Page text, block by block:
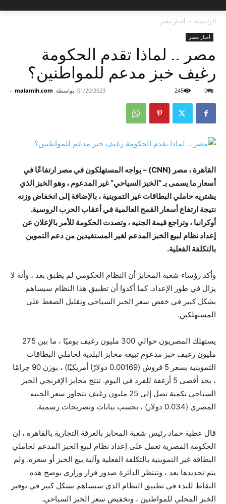
الرئيسية أخبار مصر
أخبار مصر
مصر .. لماذا تقدم الحكومة
رغيف خبز مدعم للمواطنين؟
بواسطة malamih.com
- 01/20/2023 0
245
القاهرة ، مصر (CNN) – يواجه المستهلكون في مصر ارتفاعًا في
أسعار ما يسمى بـ “الخبز السياحي” غير المدعوم ، وهو الخبز الذي
يشتريه حاملي البطاقات غير التموينية ، بالإضافة إلى انخفاض وزنه
نتيجة ارتفاع أسعار القمح العالمية في أعقاب الحرب الروسية.
أوكرانيا ، وتراجع قيمة الجنيه ، وتصدت الحكومة للأمر بالإعلان عن
إعداد نظام لبيع الخبز المدعم لغير المستفيدين من دعم التموين
بالتكلفة الفعلية.
وأكد رؤساء شعبة المخابز أن النظام الحكومي لم يطبق بعد ، وأنه لا
يزال في طور الإعداد. كما أكدوا أن تطبيق هذا النظام سيساهم
بشكل كبير في خفض سعر الخبز السياحي وتقليل الضغط على
المستهلكين.
يستهلك المصريون حوالي 300 مليون رغيف يوميًا ، ما بين 275
مليون رغيف خبز مدعوم تبيعه مخابز البلدية لحاملي البطاقات
التموينية بسعر 5 قروش (0.00169 دولارًا أمريكيًا) ، بوزن 90 جرامًا
، بحد أقصى 5 أرغفة للفرد في اليوم. تنتج مخابز الإفرنجي الخبز
السياحي بكمية تصل إلى 25 مليون رغيف تتجاوز سعر الجنيه
المصري (0.034 دولار) ، بحسب بيانات وتصريحات رسمية.
قال عطية حماد رئيس شعبة المخابز بالغرفة التجارية بالقاهرة ، إن
الحكومة المصرية تعمل على إعداد نظام لبيع الخبز المدعم لحاملي
البطاقة غير التموينية بالتكلفة الفعلية وآلية بيع الخبز أو سعره. ولم
يتم تحديدها بعد ، وتنتظر الدائرة صدور قرار وزاري يوضح هذه
النقاط للبدء في تطبيق النظام الذي سيساهم بشكل كبير في توفير
الخبز المحلي للمواطنين ، وتخفيض سعر الخبز السياحي.